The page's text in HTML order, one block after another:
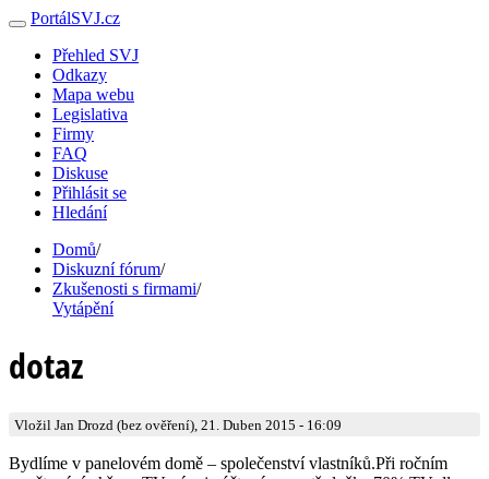
PortálSVJ.cz
Přehled SVJ
Odkazy
Mapa webu
Legislativa
Firmy
FAQ
Diskuse
Přihlásit se
Hledání
Domů/
Diskuzní fórum/
Zkušenosti s firmami/
Vytápění
dotaz
Vložil Jan Drozd (bez ověření), 21. Duben 2015 - 16:09
Bydlíme v panelovém domě – společenství vlastníků.Při ročním